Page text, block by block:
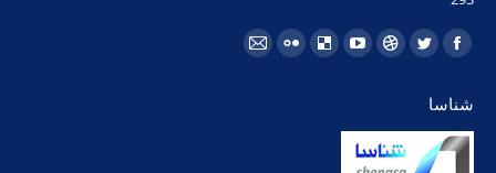
مارا در اینجا پیدا کنید:
فیسبوک
opens
in
توئیترDribbble
in
یوتیوب
in
Delicious
فلیکرایمیل
شناسا